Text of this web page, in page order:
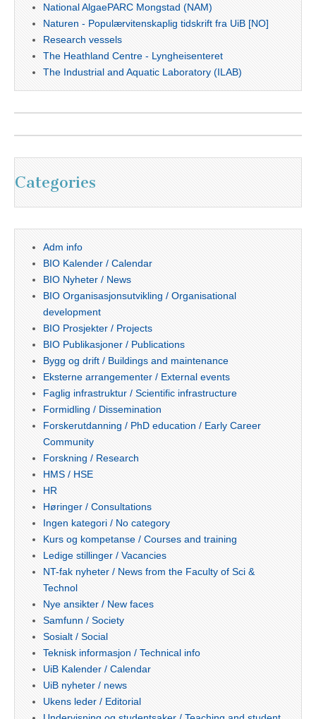
National AlgaePARC Mongstad (NAM)
Naturen - Populærvitenskaplig tidskrift fra UiB [NO]
Research vessels
The Heathland Centre - Lyngheisenteret
The Industrial and Aquatic Laboratory (ILAB)
Categories
Adm info
BIO Kalender / Calendar
BIO Nyheter / News
BIO Organisasjonsutvikling / Organisational
development
BIO Prosjekter / Projects
BIO Publikasjoner / Publications
Bygg og drift / Buildings and maintenance
Eksterne arrangementer / External events
Faglig infrastruktur / Scientific infrastructure
Formidling / Dissemination
Forskerutdanning / PhD education / Early Career
Community
Forskning / Research
HMS / HSE
HR
Høringer / Consultations
Ingen kategori / No category
Kurs og kompetanse / Courses and training
Ledige stillinger / Vacancies
NT-fak nyheter / News from the Faculty of Sci &
Technol
Nye ansikter / New faces
Samfunn / Society
Sosialt / Social
Teknisk informasjon / Technical info
UiB Kalender / Calendar
UiB nyheter / news
Ukens leder / Editorial